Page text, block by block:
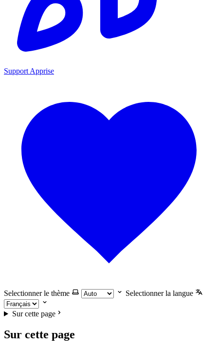
Support Apprise
Selectionner le thème Selectionner la langue
Sur cette page
Sur cette page